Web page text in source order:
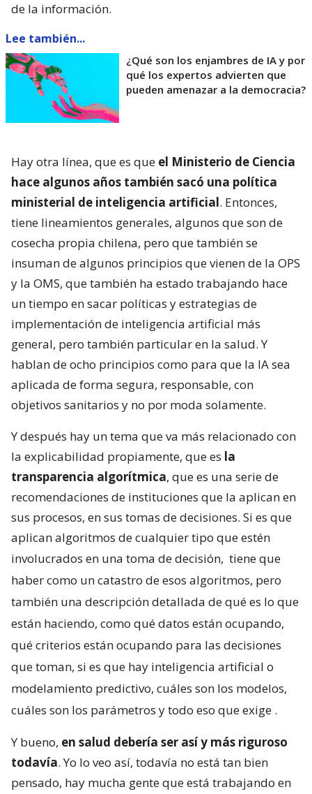
de la información.
Lee también...
¿Qué son los enjambres de IA y por
qué los expertos advierten que
pueden amenazar a la democracia?
Hay otra línea, que es que el Ministerio de Ciencia
hace algunos años también sacó una política
ministerial de inteligencia artificial. Entonces,
tiene lineamientos generales, algunos que son de
cosecha propia chilena, pero que también se
insuman de algunos principios que vienen de la OPS
y la OMS, que también ha estado trabajando hace
un tiempo en sacar políticas y estrategias de
implementación de inteligencia artificial más
general, pero también particular en la salud. Y
hablan de ocho principios como para que la IA sea
aplicada de forma segura, responsable, con
objetivos sanitarios y no por moda solamente.
Y después hay un tema que va más relacionado con
la explicabilidad propiamente, que es la
transparencia algorítmica, que es una serie de
recomendaciones de instituciones que la aplican en
sus procesos, en sus tomas de decisiones. Si es que
aplican algoritmos de cualquier tipo que estén
involucrados en una toma de decisión, tiene que
haber como un catastro de esos algoritmos, pero
también una descripción detallada de qué es lo que
están haciendo, como qué datos están ocupando,
qué criterios están ocupando para las decisiones
que toman, si es que hay inteligencia artificial o
modelamiento predictivo, cuáles son los modelos,
cuáles son los parámetros y todo eso que exige .
Y bueno, en salud debería ser así y más riguroso
todavía. Yo lo veo así, todavía no está tan bien
pensado, hay mucha gente que está trabajando en